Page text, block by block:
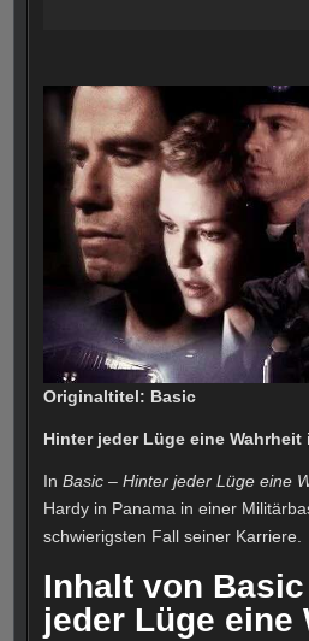
Originaltitel: Basic
Hinter jeder Lüge eine
InBasic – Hinter jeder Lüge eine
Hardy in Panama in einer
schwierigsten Fall seiner Karriere.
Inhalt von
jeder Lüge eine